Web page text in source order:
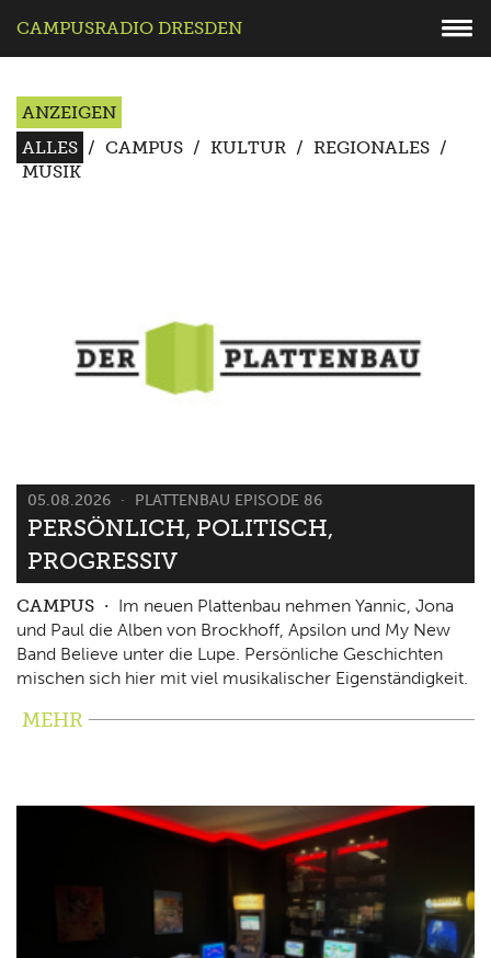
CAMPUSRADIO DRESDEN
ANZEIGEN
ALLES / CAMPUS / KULTUR / REGIONALES /
MUSIK
05.08.2026 PLATTENBAU EPISODE 86
PERSÖNLICH, POLITISCH,
PROGRESSIV
CAMPUS
Im neuen Plattenbau nehmen Yannic, Jona
und Paul die Alben von Brockhoff, Apsilon und My New
Band Believe unter die Lupe. Persönliche Geschichten
mischen sich hier mit viel musikalischer Eigenständigkeit.
MEHR